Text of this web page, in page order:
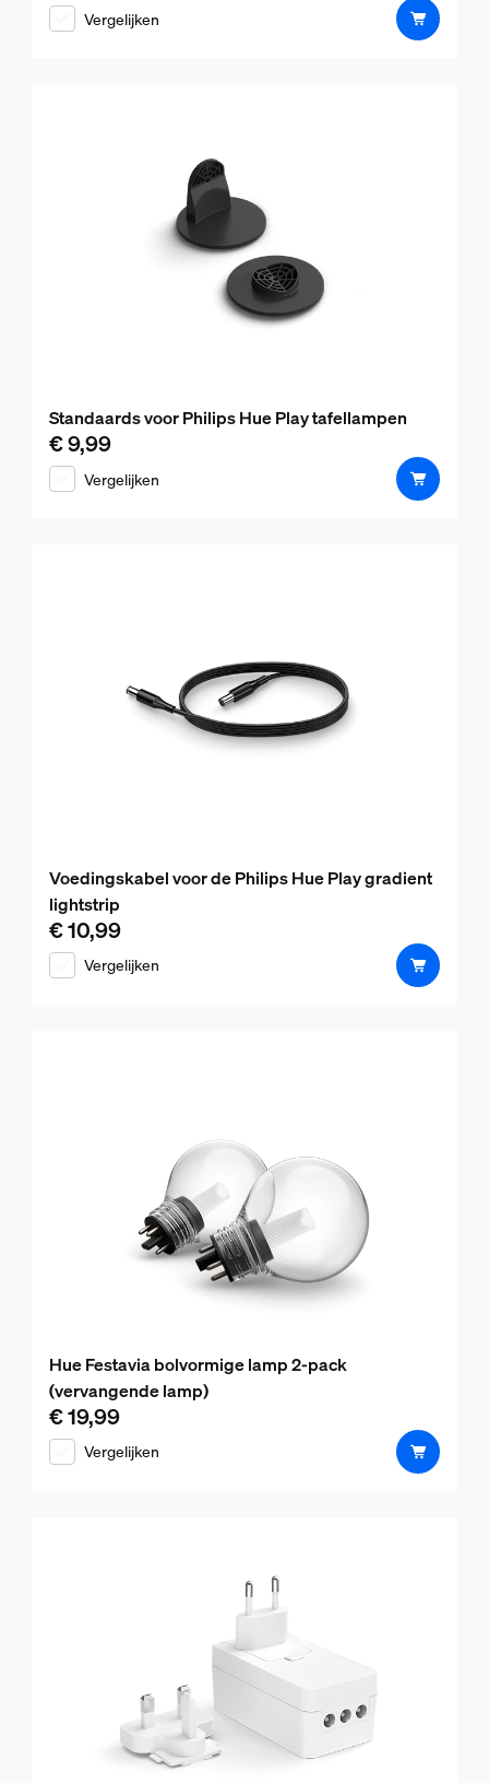
Vergelijken
Standaards voor Philips Hue Play tafellampen
De huidige prijs is € 9,99
€ 9,99
Vergelijken
Voedingskabel voor de Philips Hue Play gradient
lightstrip
De huidige prijs is € 10,99
€ 10,99
Vergelijken
Hue Festavia bolvormige lamp 2-pack
(vervangende lamp)
De huidige prijs is € 19,99
€ 19,99
Vergelijken